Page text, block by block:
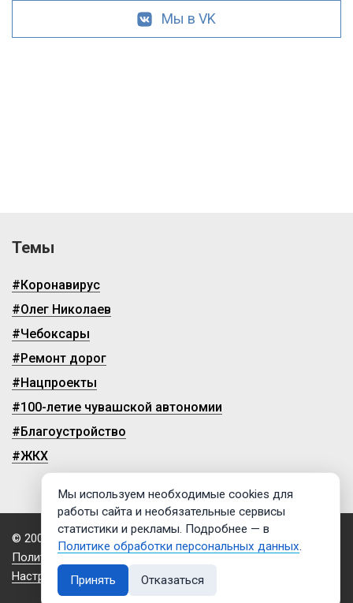
Мы в VK
Темы
#Коронавирус
#Олег Николаев
#Чебоксары
#Ремонт дорог
#Нацпроекты
#100-летие чувашской автономии
#Благоустройство
#ЖКХ
© 2009-2026, ГТРК «Чувашия»
Политика обработки персональных данных
Настройки cookies
Мы используем необходимые cookies для
работы сайта и необязательные сервисы
статистики и рекламы. Подробнее — в
Политике обработки персональных данных.
Принять Отказаться